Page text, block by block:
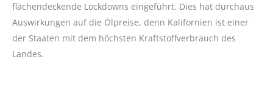
flächendeckende Lockdowns eingeführt. Dies hat durchaus
Auswirkungen auf die Ölpreise, denn Kalifornien ist einer
der Staaten mit dem höchsten Kraftstoffverbrauch des
Landes.